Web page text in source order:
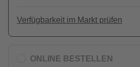
Verfügbarkeit im Markt prüfen
ONLINE BESTELLEN